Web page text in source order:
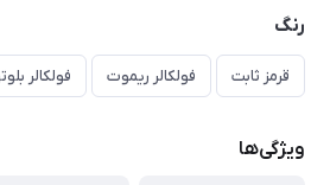
رنگ
قرمز ثابت فولکالر ریموت فولکالر
ویژگی‌ها